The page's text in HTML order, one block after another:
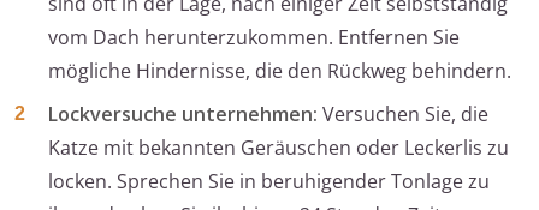
vom Dach herunterzukommen. Entfernen Sie
mögliche Hindernisse, die den Rückweg behindern.
Lockversuche unternehmen: Versuchen Sie, die
Katze mit bekannten Geräuschen oder Leckerlis zu
locken. Sprechen Sie in beruhigender Tonlage zu